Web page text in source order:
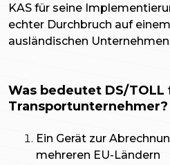
KAS für seine
echter Durchbruch auf
ausländischen
Was bedeutet DS/TOLL
Transportunternehmer?
Ein Gerät zur
mehreren EU-Ländern